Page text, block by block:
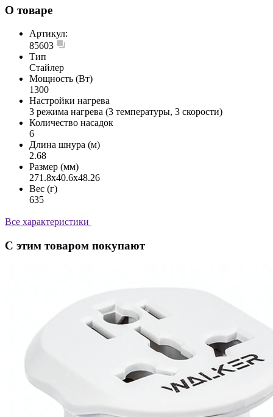
О товаре
Артикул:
85603
Тип
Стайлер
Мощность (Вт)
1300
Настройки нагрева
3 режима нагрева (3 температуры, 3 скорости)
Количество насадок
6
Длина шнура (м)
2.68
Размер (мм)
271.8x40.6x48.26
Вес (г)
635
Все характеристики
С этим товаром покупают